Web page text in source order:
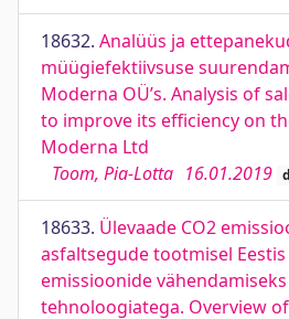
18632. Analüüs ja
müügiefektiivsuse
Moderna OÜ’s. Analysis of
to improve its efficiency on
Moderna Ltd
Toom, Pia-Lotta 16.01.2019
18633. Ülevaade CO2
asfaltsegude tootmisel
emissioonide
tehnoloogiatega. Overview